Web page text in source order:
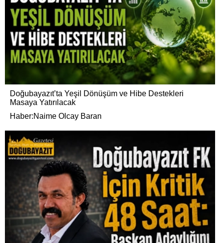
Doğubayazıt’ta Yeşil Dönüşüm ve Hibe Destekleri
Masaya Yatırılacak
Haber:Naime Olcay Baran